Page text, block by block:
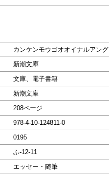
カンケンモウゴオオイナルアング
新潮文庫
文庫、電子書籍
新潮文庫
208ページ
978-4-10-124811-0
0195
ふ-12-11
エッセー・随筆